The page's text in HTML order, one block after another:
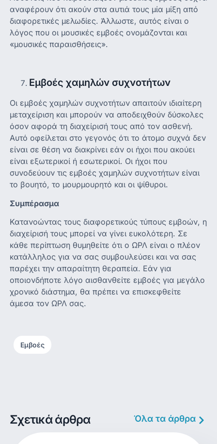
αναφέρουν ότι ακούν στα αυτιά τους μία μίξη από
διαφορετικές μελωδίες. Άλλωστε, αυτός είναι ο
λόγος που οι μουσικές εμβοές ονομάζονται και
«μουσικές παραισθήσεις».
Εμβοές χαμηλών συχνοτήτων
Οι εμβοές χαμηλών συχνοτήτων απαιτούν ιδιαίτερη
μεταχείριση και μπορούν να αποδειχθούν δύσκολες
όσον αφορά τη διαχείρισή τους από τον ασθενή.
Αυτό οφείλεται στο γεγονός ότι το άτομο συχνά δεν
είναι σε θέση να διακρίνει εάν οι ήχοι που ακούει
είναι εξωτερικοί ή εσωτερικοί. Οι ήχοι που
συνοδεύουν τις εμβοές χαμηλών συχνοτήτων είναι
το βουητό, το μουρμουρητό και οι ψίθυροι.
Συμπέρασμα
Κατανοώντας τους διαφορετικούς τύπους εμβοών, η
διαχείρισή τους μπορεί να γίνει ευκολότερη. Σε
κάθε περίπτωση θυμηθείτε ότι ο ΩΡΛ είναι ο πλέον
κατάλληλος για να σας συμβουλεύσει και να σας
παρέχει την απαραίτητη θεραπεία. Εάν για
οποιονδήποτε λόγο αισθανθείτε εμβοές για μεγάλο
χρονικό διάστημα, θα πρέπει να επισκεφθείτε
άμεσα τον ΩΡΛ σας.
Εμβοές
Σχετικά άρθρα Όλα τα άρθρα